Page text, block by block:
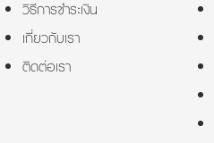
วิธีการชำระเงิน
เกี่ยวกับเรา
ติดต่อเรา